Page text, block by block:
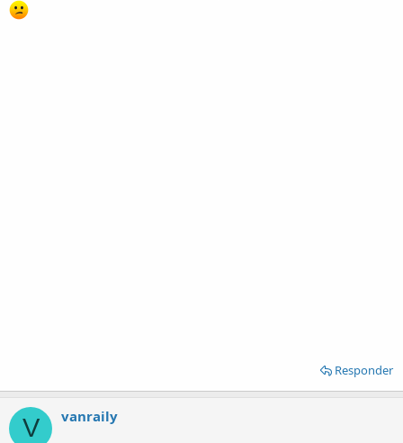
Responder
V vanraily